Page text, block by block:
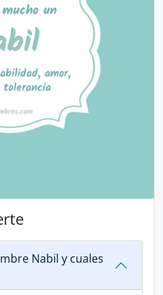
Nabil y cuales